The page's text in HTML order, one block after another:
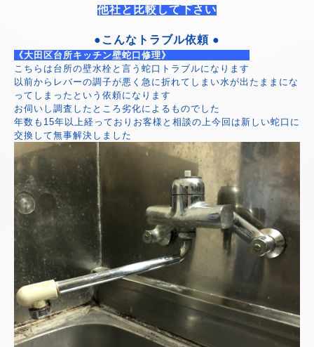
他社と比較して下さい
●こんなトラブル依頼 ●
《大田区台所キッチン壁蛇口修理》
こちらは台所の壁水栓と言う蛇口トラブルになります
以前からレバーの調子が悪く急に折れてしまい水が出たままにな
ってしまったという依頼になります
お伺いし調査したところ劣化によるものでした
年数も15年以上経っておりお客様と相談の上今回は新しい蛇口に
交換して無事解決しました